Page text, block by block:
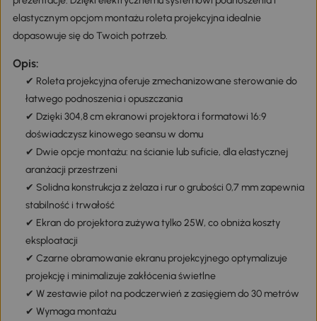
elastycznym opcjom montażu roleta projekcyjna idealnie
dopasowuje się do Twoich potrzeb.
Opis:
✔ Roleta projekcyjna oferuje zmechanizowane sterowanie do
łatwego podnoszenia i opuszczania
✔ Dzięki 304,8 cm ekranowi projektora i formatowi 16:9
doświadczysz kinowego seansu w domu
✔ Dwie opcje montażu: na ścianie lub suficie, dla elastycznej
aranżacji przestrzeni
✔ Solidna konstrukcja z żelaza i rur o grubości 0,7 mm zapewnia
stabilność i trwałość
✔ Ekran do projektora zużywa tylko 25W, co obniża koszty
eksploatacji
✔ Czarne obramowanie ekranu projekcyjnego optymalizuje
projekcję i minimalizuje zakłócenia świetlne
✔ W zestawie pilot na podczerwień z zasięgiem do 30 metrów
✔ Wymaga montażu